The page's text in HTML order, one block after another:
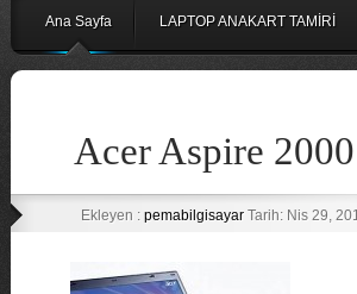
Ana Sayfa LAPTOP ANAKART TAMİRİ
Acer Aspire
Ekleyen : pemabilgisayarTarih: Nis 29,